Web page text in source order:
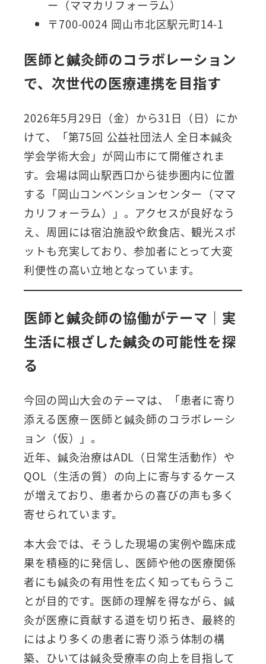
ー（ママカリフォーラム）
〒700-0024 岡山市北区駅元町14-1
医師と鍼灸師のコラボレーション
で、次世代の医療連携を目指す
2026年5月29日（金）から31日（日）にか
けて、「第75回 公益社団法人 全日本鍼灸
学会学術大会」が岡山市にて開催されま
す。会場は岡山駅西口から徒歩圏内に位置
する「岡山コンベンションセンター（ママ
カリフォーラム）」。アクセスが良好なう
え、周囲には宿泊施設や飲食店、観光スポ
ットも充実しており、参加者にとって大変
利便性の高い立地となっています。
医師と鍼灸師の協働がテーマ｜実
生活に根ざした鍼灸の可能性を探
る
今回の岡山大会のテーマは、「患者に寄り
添える医療－医師と鍼灸師のコラボレーシ
ョン（仮）」。
近年、鍼灸治療はADL（日常生活動作）や
QOL（生活の質）の向上に寄与するケース
が増えており、患者からの喜びの声も多く
寄せられています。
本大会では、そうした現場の実例や臨床成
果を積極的に発信し、医師や他の医療関係
者にも鍼灸の有用性を広く知ってもらうこ
とが目的です。医師の理解を得ながら、鍼
灸が医療に貢献する道を切り拓き、最終的
にはより多くの患者に寄り添う体制の構
築、ひいては鍼灸受療率の向上を目指して